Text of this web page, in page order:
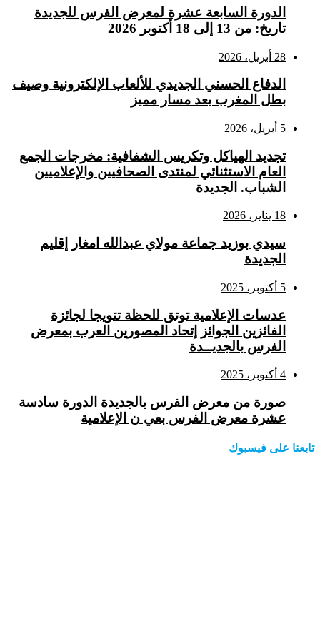
الدورة السابعة عشرة لمعرض الفرس للجديدة
تاريخ: من 13 إلى 18 أكتوبر 2026
28 أبريل، 2026
الدفاع الحسني الجديدي للألعاب الإلكترونية وصيف
بطل المغرب بعد مسار مميز
5 أبريل، 2026
تجديد الهياكل وتكريس الشفافية: مخرجات الجمع
العام الاستثنائي لمنتدى الصحافيين والإعلاميين
الشباب. الجديدة
18 يناير، 2026
سيدي بوزيد جماعة مولاي عبدالله امغار إقليم
الجديدة
5 أكتوبر، 2025
عدسات الإعلامية توتق للحظة تتويجا لجائزة
الفائزين الجوائز إتحاد المصورين العرب بمعرض
الفرس بالجديــدة
4 أكتوبر، 2025
صورة من معرض الفرس بالجديدة الدورة سادسة
عشرة معرض الفرس بعي ن الإعلامية
تابعنا على فيسبوك